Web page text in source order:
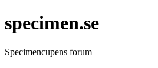
specimen.se
Specimencupens forum